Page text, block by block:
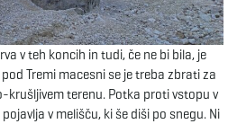
v teh koncih in tudi, če ne bi bila, je
Tremi macesni se je treba zbrati za
krušljivem terenu. Potka proti vstopu v
v melišču, ki še diši po snegu. Ni